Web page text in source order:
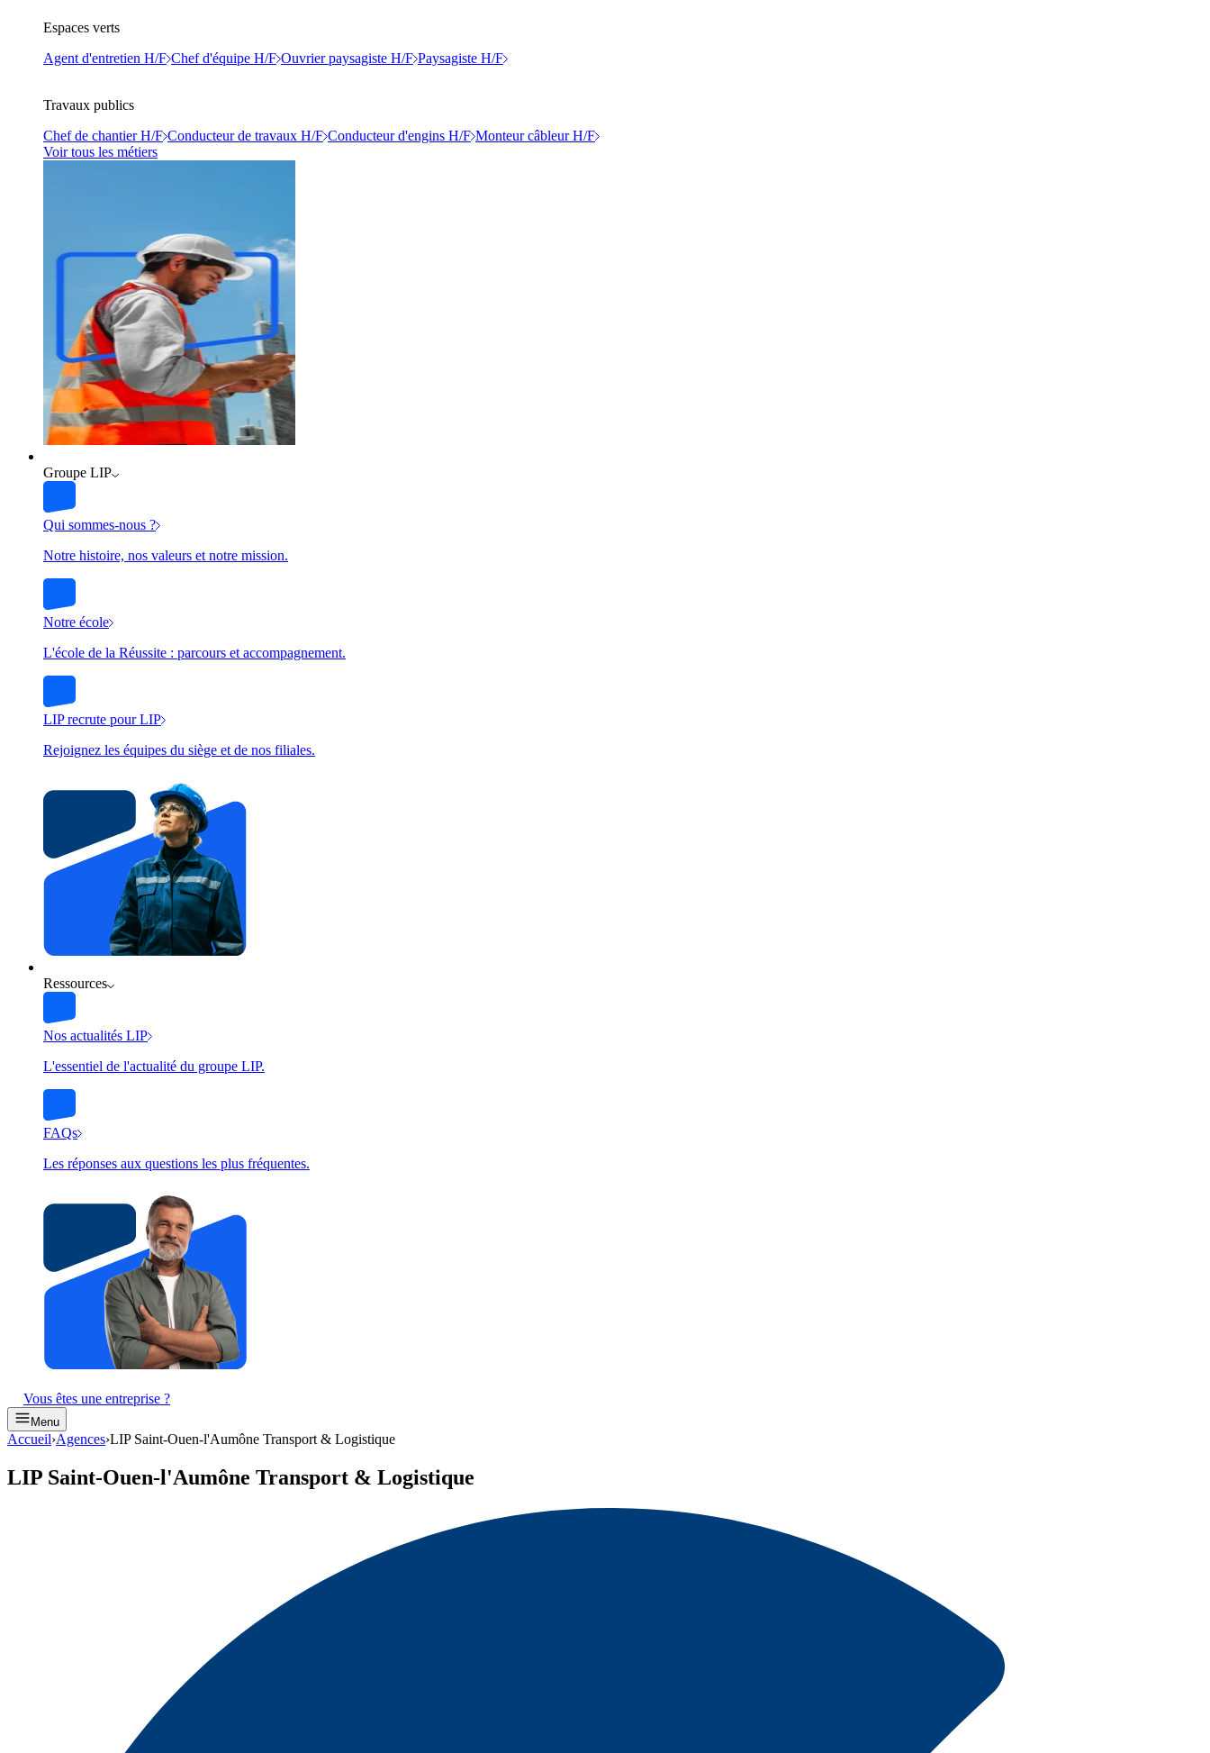
Espaces verts
Agent d'entretien H/F Chef d'équipe H/F Ouvrier paysagiste H/F Paysagiste H/F
Travaux publics
Chef de chantier H/F Conducteur de travaux H/F Conducteur d'engins H/F Monteur câbleur H/F
Voir tous les métiers
Groupe LIP
Qui sommes-nous ?
Notre histoire, nos valeurs et notre mission.
Notre école
L'école de la Réussite : parcours et accompagnement.
LIP recrute pour LIP
Rejoignez les équipes du siège et de nos filiales.
Ressources
Nos actualités LIP
L'essentiel de l'actualité du groupe LIP.
FAQs
Les réponses aux questions les plus fréquentes.
Vous êtes une entreprise ?
Menu
Accueil›Agences›LIP Saint-Ouen-l'Aumône Transport & Logistique
LIP Saint-Ouen-l'Aumône Transport & Logistique